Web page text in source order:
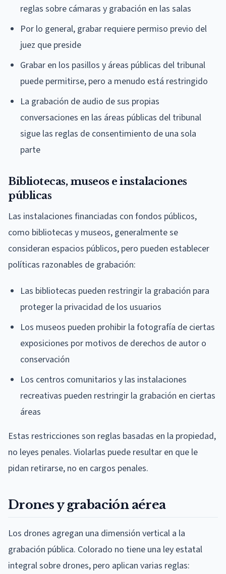
reglas sobre cámaras y grabación en las salas
Por lo general, grabar requiere permiso previo del
juez que preside
Grabar en los pasillos y áreas públicas del tribunal
puede permitirse, pero a menudo está restringido
La grabación de audio de sus propias
conversaciones en las áreas públicas del tribunal
sigue las reglas de consentimiento de una sola
parte
Bibliotecas, museos e instalaciones
públicas
Las instalaciones financiadas con fondos públicos,
como bibliotecas y museos, generalmente se
consideran espacios públicos, pero pueden establecer
políticas razonables de grabación:
Las bibliotecas pueden restringir la grabación para
proteger la privacidad de los usuarios
Los museos pueden prohibir la fotografía de ciertas
exposiciones por motivos de derechos de autor o
conservación
Los centros comunitarios y las instalaciones
recreativas pueden restringir la grabación en ciertas
áreas
Estas restricciones son reglas basadas en la propiedad,
no leyes penales. Violarlas puede resultar en que le
pidan retirarse, no en cargos penales.
Drones y grabación aérea
Los drones agregan una dimensión vertical a la
grabación pública. Colorado no tiene una ley estatal
integral sobre drones, pero aplican varias reglas: